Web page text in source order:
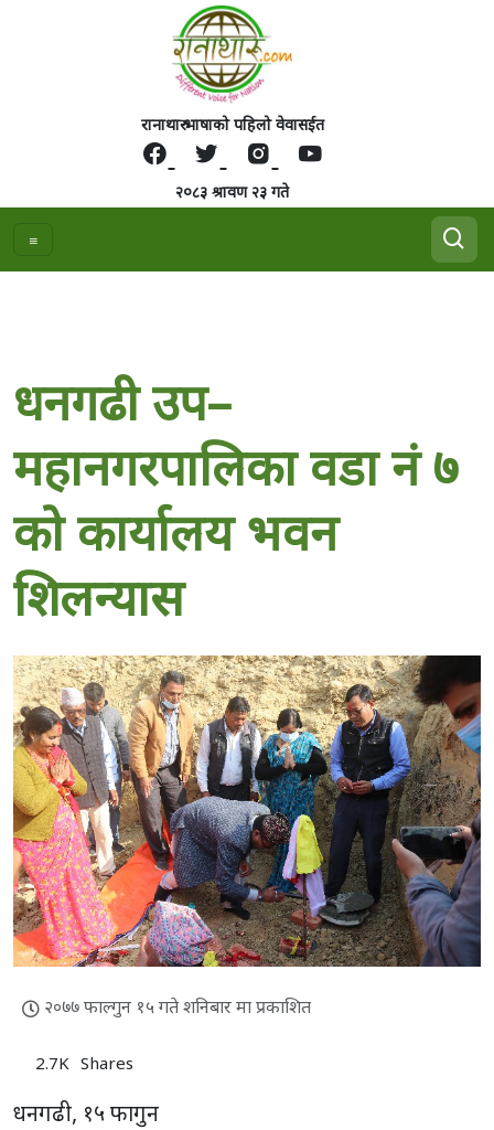
रानाथारु भाषाको पहिलो वेवासईत
२०८३ श्रावण २३ गते
धनगढी उप–
महानगरपालिका वडा नं ७
को कार्यालय भवन
शिलन्यास
२०७७ फाल्गुन १५ गते शनिबार मा प्रकाशित
2.7K Shares
धनगढी, १५ फागुन